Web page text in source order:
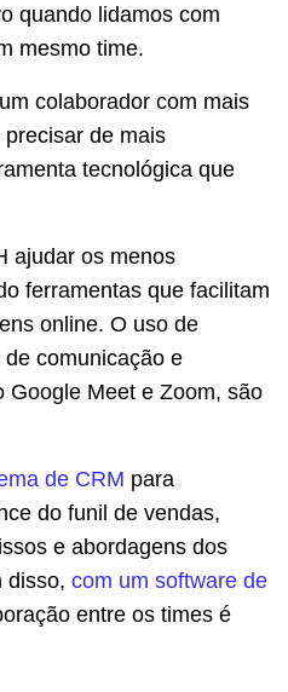
quando lidamos com
mesmo time.
colaborador com mais
de mais
tecnológica que
ajudar os menos
ferramentas que facilitam
online. O uso de
comunicação e
Google Meet e Zoom, são
de CRM para
do funil de vendas,
e abordagens dos
disso, com um software de
entre os times é